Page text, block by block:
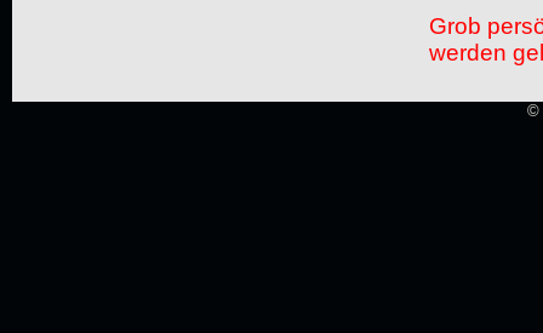
Grob
werden
©